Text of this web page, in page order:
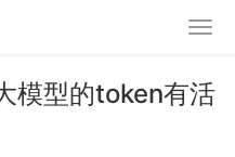
模型的token有活